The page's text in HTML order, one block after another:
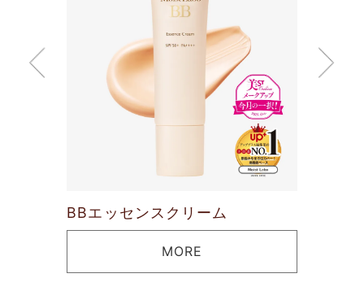
BBエッセンスクリーム
MORE